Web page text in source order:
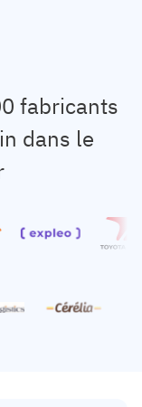
fabricants
dans le